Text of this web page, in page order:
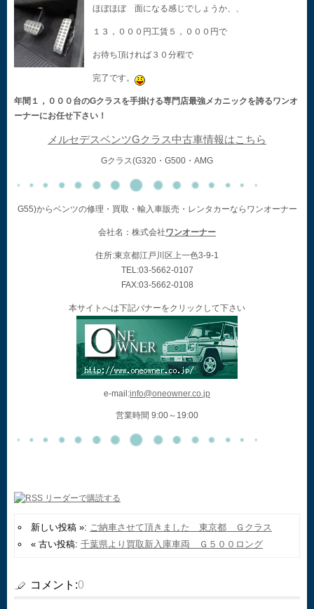
ほぼほぼ 面になる感じでしょうか、、
１３，０００円工賃５，０００円で
お待ち頂ければ３０分程で
完了です。
年間１，０００台のGクラスを手掛ける専門店最強メカニックを誇るワンオ
ーナーにお任せ下さい！
メルセデスベンツGクラス中古車情報はこちら
Gクラス(G320・G500・AMG
G55)からベンツの修理・買取・輸入車販売・レンタカーならワンオーナー
会社名：株式会社ワンオーナー
住所:東京都江戸川区上一色3-9-1
TEL:03-5662-0107
FAX:03-5662-0108
本サイトへは下記バナーをクリックして下さい
e-mail:info@oneowner.co.jp
営業時間 9:00～19:00
新しい投稿 »: ご納車させて頂きました 東京都 Ｇクラス
« 古い投稿: 千葉県より買取新入庫車両 Ｇ５００ロング
コメント:0